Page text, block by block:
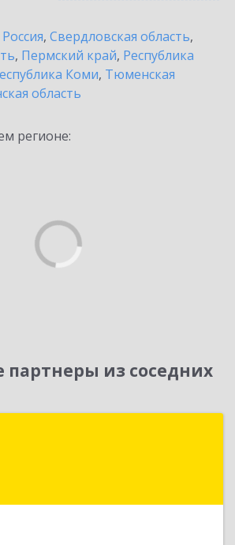
Россия, Свердловская область,
, Пермский край, Республика
Коми, Тюменская
область
регионе:
из соседних
обл, Екатеринбург г,